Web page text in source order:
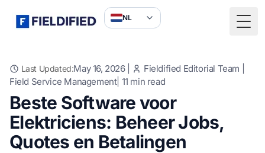
NL
Last Updated:May 16, 2026| Fieldified Editorial Team
Field Service Management| 11 min read
Beste Software voor
Elektriciens: Beheer Jobs,
Quotes en Betalingen